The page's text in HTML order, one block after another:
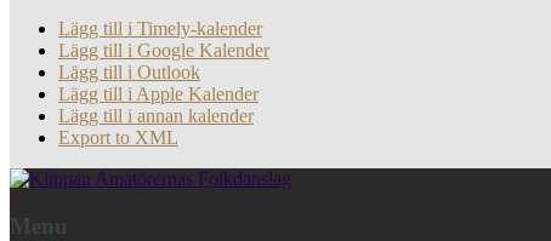
Lägg till i Timely-kalender
Lägg till i Google Kalender
Lägg till i Outlook
Lägg till i Apple Kalender
Lägg till i annan kalender
Export to XML
Menu